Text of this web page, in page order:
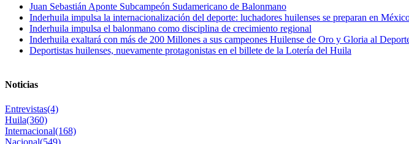
Juan Sebastián Aponte Subcampeón Sudamericano de Balonmano
Inderhuila impulsa la internacionalización del deporte: luchadores huilenses se preparan en
Inderhuila impulsa el balonmano como disciplina de crecimiento regional
Inderhuila exaltará con más de 200 Millones a sus campeones Huilense de Oro y Gloria al
Deportistas huilenses, nuevamente protagonistas en el billete de la Lotería del Huila
Noticias
Entrevistas(4)
Huila(360)
Internacional(168)
Nacional(549)